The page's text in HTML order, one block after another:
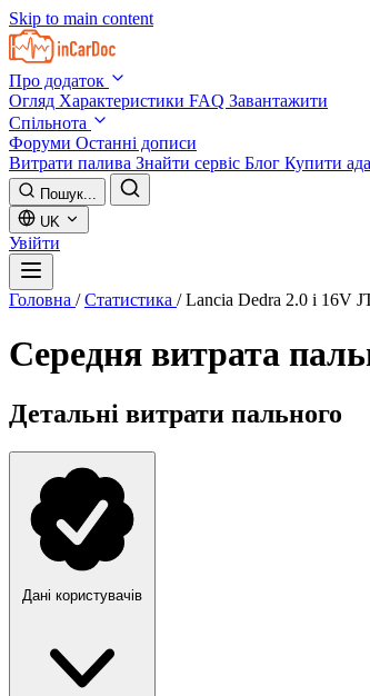
Skip to main content
Про додаток
Огляд Характеристики FAQ Завантажити
Спільнота
Форуми Останні дописи
Витрати палива Знайти сервіс Блог Купити
Пошук...
UK
Увійти
Головна / Статистика / Lancia Dedra 2.0 i 16V
Середня витрата
Детальні витрати пального
Дані користувачів